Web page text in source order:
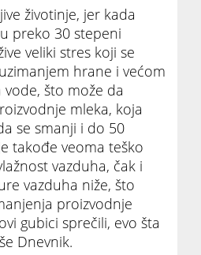
životinje, jer kada
preko 30 stepeni
veliki stres koji se
hrane i većom
što može da
mleka, koja
se smanji i do 50
takođe veoma teško
vazduha, čak i
vazduha niže, što
proizvodnje
gubici sprečili, evo šta
Dnevnik.